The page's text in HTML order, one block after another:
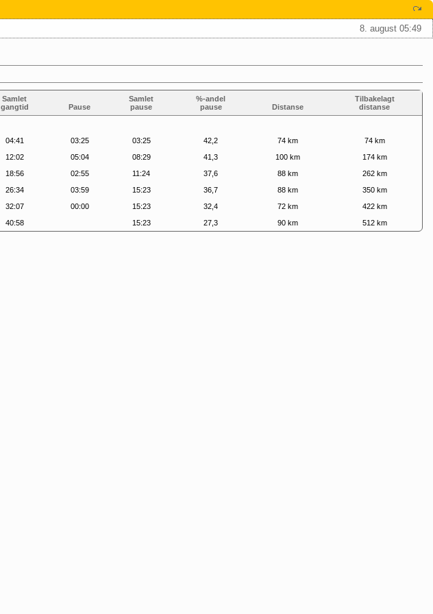
8. august 05:49
Samlet
gangtid
Pause
Samlet
pause
%-andel
pause
Distanse
Tilbakelagt
distanse
04:41 03:25 03:25 42,2 74 km
74 km
12:02 05:04 08:29 41,3 100 km
174 km
18:56 02:55 11:24 37,6 88 km
262 km
26:34 03:59 15:23 36,7 88 km
350 km
32:07 00:00 15:23 32,4 72 km
422 km
40:58 15:23 27,3 90 km 512 km